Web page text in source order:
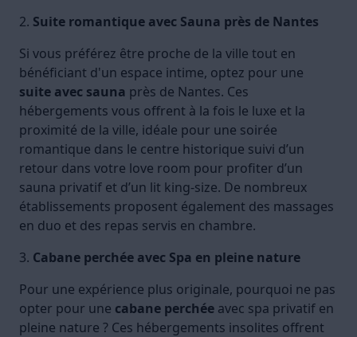
2. Suite romantique avec Sauna près de Nantes
Si vous préférez être proche de la ville tout en
bénéficiant d'un espace intime, optez pour une
suite avec sauna près de Nantes. Ces
hébergements vous offrent à la fois le luxe et la
proximité de la ville, idéale pour une soirée
romantique dans le centre historique suivi d’un
retour dans votre love room pour profiter d’un
sauna privatif et d’un lit king-size. De nombreux
établissements proposent également des massages
en duo et des repas servis en chambre.
3. Cabane perchée avec Spa en pleine nature
Pour une expérience plus originale, pourquoi ne pas
opter pour une cabane perchée avec spa privatif en
pleine nature ? Ces hébergements insolites offrent